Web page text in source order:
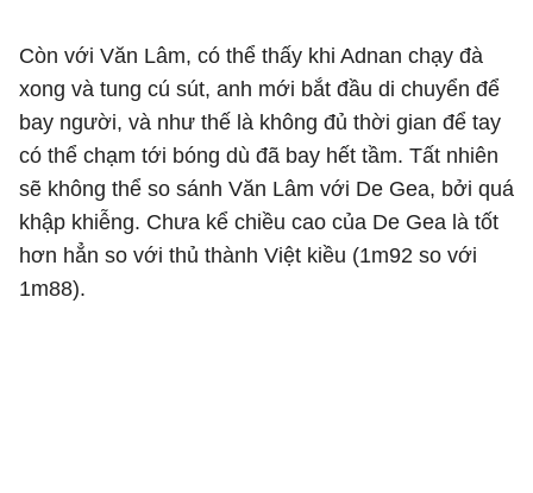
Còn với Văn Lâm, có thể thấy khi Adnan chạy đà
xong và tung cú sút, anh mới bắt đầu di chuyển để
bay người, và như thế là không đủ thời gian để tay
có thể chạm tới bóng dù đã bay hết tầm. Tất nhiên
sẽ không thể so sánh Văn Lâm với De Gea, bởi quá
khập khiễng. Chưa kể chiều cao của De Gea là tốt
hơn hẳn so với thủ thành Việt kiều (1m92 so với
1m88).